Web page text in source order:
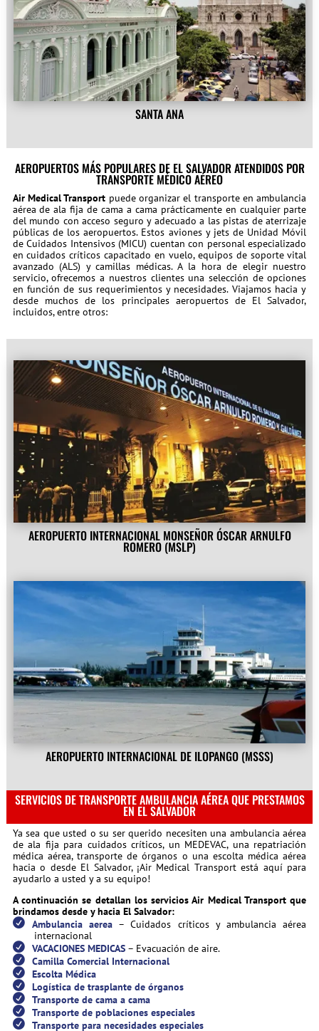
SANTA ANA
AEROPUERTOS MÁS POPULARES DE EL SALVADOR ATENDIDOS POR
TRANSPORTE MÉDICO AÉREO
Air Medical Transport puede organizar el transporte en ambulancia
aérea de ala fija de cama a cama prácticamente en cualquier parte
del mundo con acceso seguro y adecuado a las pistas de aterrizaje
públicas de los aeropuertos. Estos aviones y jets de Unidad Móvil
de Cuidados Intensivos (MICU) cuentan con personal especializado
en cuidados críticos capacitado en vuelo, equipos de soporte vital
avanzado (ALS) y camillas médicas. A la hora de elegir nuestro
servicio, ofrecemos a nuestros clientes una selección de opciones
en función de sus requerimientos y necesidades. Viajamos hacia y
desde muchos de los principales aeropuertos de El Salvador,
incluidos, entre otros:
AEROPUERTO INTERNACIONAL MONSEÑOR ÓSCAR ARNULFO
ROMERO (MSLP)
AEROPUERTO INTERNACIONAL DE ILOPANGO (MSSS)
SERVICIOS DE TRANSPORTE AMBULANCIA AÉREA QUE PRESTAMOS
EN EL SALVADOR
Ya sea que usted o su ser querido necesiten una ambulancia aérea
de ala fija para cuidados críticos, un MEDEVAC, una repatriación
médica aérea, transporte de órganos o una escolta médica aérea
hacia o desde El Salvador, ¡Air Medical Transport está aquí para
ayudarlo a usted y a su equipo!
A continuación se detallan los servicios Air Medical Transport que
brindamos desde y hacia El Salvador:
Ambulancia aerea– Cuidados críticos y ambulancia aérea
internacional
VACACIONES MEDICAS– Evacuación de aire.
Camilla Comercial Internacional
Escolta Médica
Logística de trasplante de órganos
Transporte de cama a cama
Transporte de poblaciones especiales
Transporte para necesidades especiales